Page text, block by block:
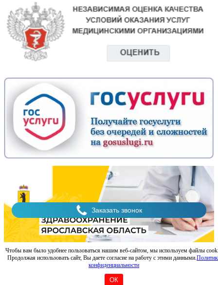
Чтобы вам было удобнее пользоваться нашим веб-сайтом, мы используем файлы
Продолжая использовать сайт, Вы даете согласие на работу с этими данными.
конфиденциальности
ОК
Национальные проекты России: Путешествуем.РФ
2026 © Санаторий имени Воровского, Ярославская область.
Официальный сайт санатория.
Создание и продвижение сайта: Рыбное место